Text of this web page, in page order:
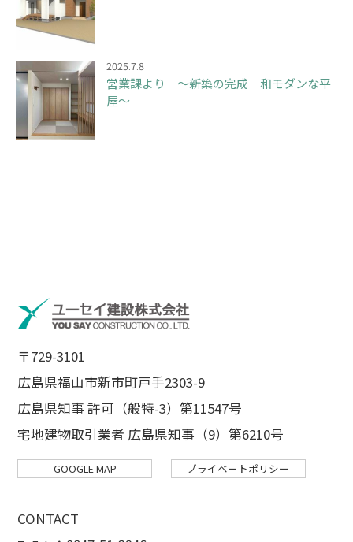
2025.7.8
営業課より ～新築の完成 和モダンな平
屋～
〒729-3101
広島県福山市新市町戸手2303-9
広島県知事 許可（般特-3）第11547号
宅地建物取引業者 広島県知事（9）第6210号
GOOGLE MAP プライベートポリシー
CONTACT